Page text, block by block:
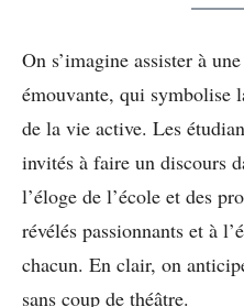
On s’imagine assister à
émouvante, qui symbolise
de la vie active. Les
invités à faire un discours
l’éloge de l’école et des
révélés passionnants et à
chacun. En clair, on
sans coup de théâtre.